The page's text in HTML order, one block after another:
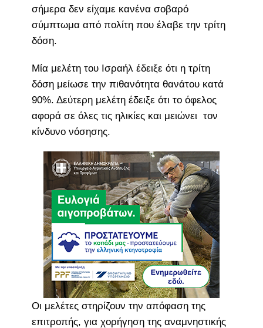
σήμερα δεν είχαμε κανένα σοβαρό
σύμπτωμα από πολίτη που έλαβε την τρίτη
δόση.
Μία μελέτη του Ισραήλ έδειξε ότι η τρίτη
δόση μείωσε την πιθανότητα θανάτου κατά
90%. Δεύτερη μελέτη έδειξε ότι το όφελος
αφορά σε όλες τις ηλικίες και μειώνει τον
κίνδυνο νόσησης.
Οι μελέτες στηρίζουν την απόφαση της
επιτροπής, για χορήγηση της αναμνηστικής